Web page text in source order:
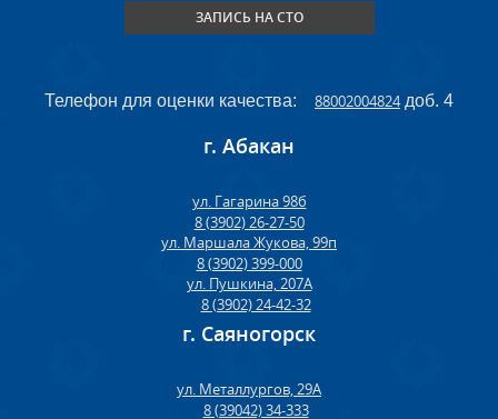
ЗАПИСЬ НА СТО
Телефон для оценки качества: 88002004824доб. 4
г. Абакан
ул. Гагарина 98б
8 (3902) 26-27-50
ул. Маршала Жукова, 99п
8 (3902) 399-000
ул. Пушкина, 207А
8 (3902) 24-42-32
г. Саяногорск
ул. Металлургов, 29А
8 (39042) 34-333